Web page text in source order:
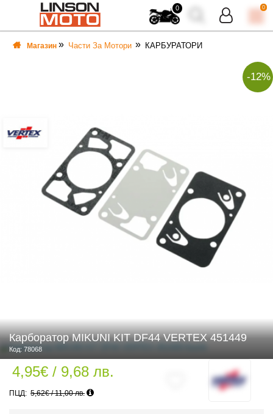
0 0
Магазин Части За Мотори КАРБУРАТОРИ
-12%
Карборатор MIKUNI KIT DF44 VERTEX 451449
Код: 78068
4,95€ / 9,68 лв.
5,62€ / 11,00 лв.